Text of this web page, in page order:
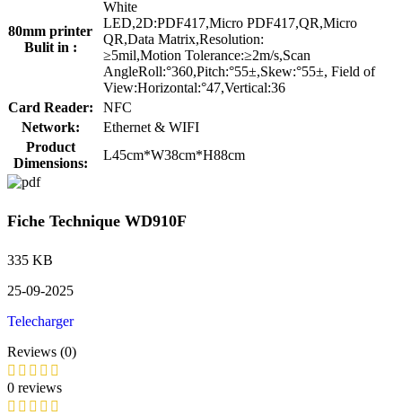
80mm printer
Bulit in :
White
LED,2D:PDF417,Micro PDF417,QR,Micro
QR,Data Matrix,Resolution:
≥5mil,Motion Tolerance:≥2m/s,Scan
AngleRoll:°360,Pitch:°55±,Skew:°55±, Field of
View:Horizontal:°47,Vertical:36
Card Reader:
NFC
Network:
Ethernet & WIFI
Product
Dimensions:
L45cm*W38cm*H88cm
Fiche Technique WD910F
335 KB
25-09-2025
Telecharger
Reviews (0)
0 reviews